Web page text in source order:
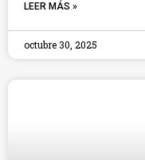
LEER MÁS »
octubre 30, 2025